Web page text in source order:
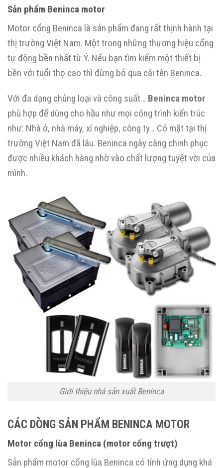
Sản phẩm Beninca motor
Motor cổng Beninca là sản phẩm đang rất thịnh hành tại
thị trường Việt Nam. Một trong những thương hiệu cổng
tự động bền nhất từ Ý. Nếu bạn tìm kiếm một thiết bị
bền với tuổi thọ cao thì đừng bỏ qua cái tên Beninca.
Với đa dạng chủng loại và công suất… Beninca motor
phù hợp để dùng cho hầu như mọi công trình kiến trúc
như: Nhà ở, nhà máy, xí nghiệp, công ty… Có mặt tại thị
trường Việt Nam đã lâu. Beninca ngày càng chinh phục
được nhiều khách hàng nhờ vào chất lượng tuyệt vời của
mình.
Giới thiệu nhà sản xuất Beninca
CÁC DÒNG SẢN PHẨM BENINCA MOTOR
Motor cổng lùa Beninca (motor cổng trượt)
Sản phẩm motor cổng lùa Beninca có tính ứng dụng khá